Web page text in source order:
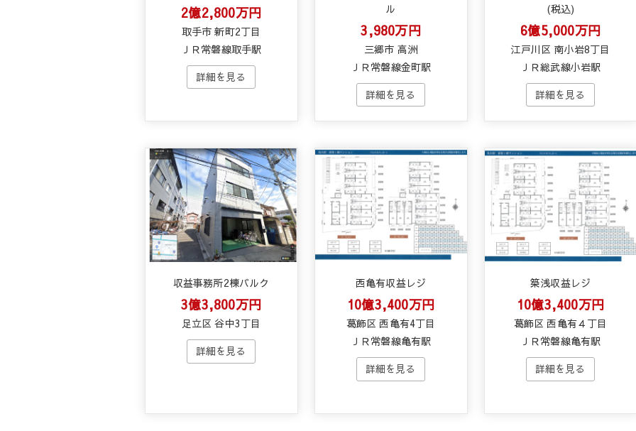
2億2,800万円
取手市 新町2丁目
ＪＲ常磐線取手駅
ル
3,980万円
三郷市 高洲
ＪＲ常磐線金町駅
(税込)
6億5,000万円
江戸川区 南小岩8丁目
ＪＲ総武線小岩駅
収益事務所2棟バルク
3億3,800万円
足立区 谷中3丁目
西亀有収益レジ
10億3,400万円
葛飾区 西亀有4丁目
ＪＲ常磐線亀有駅
築浅収益レジ
10億3,400万円
葛飾区 西亀有４丁目
ＪＲ常磐線亀有駅